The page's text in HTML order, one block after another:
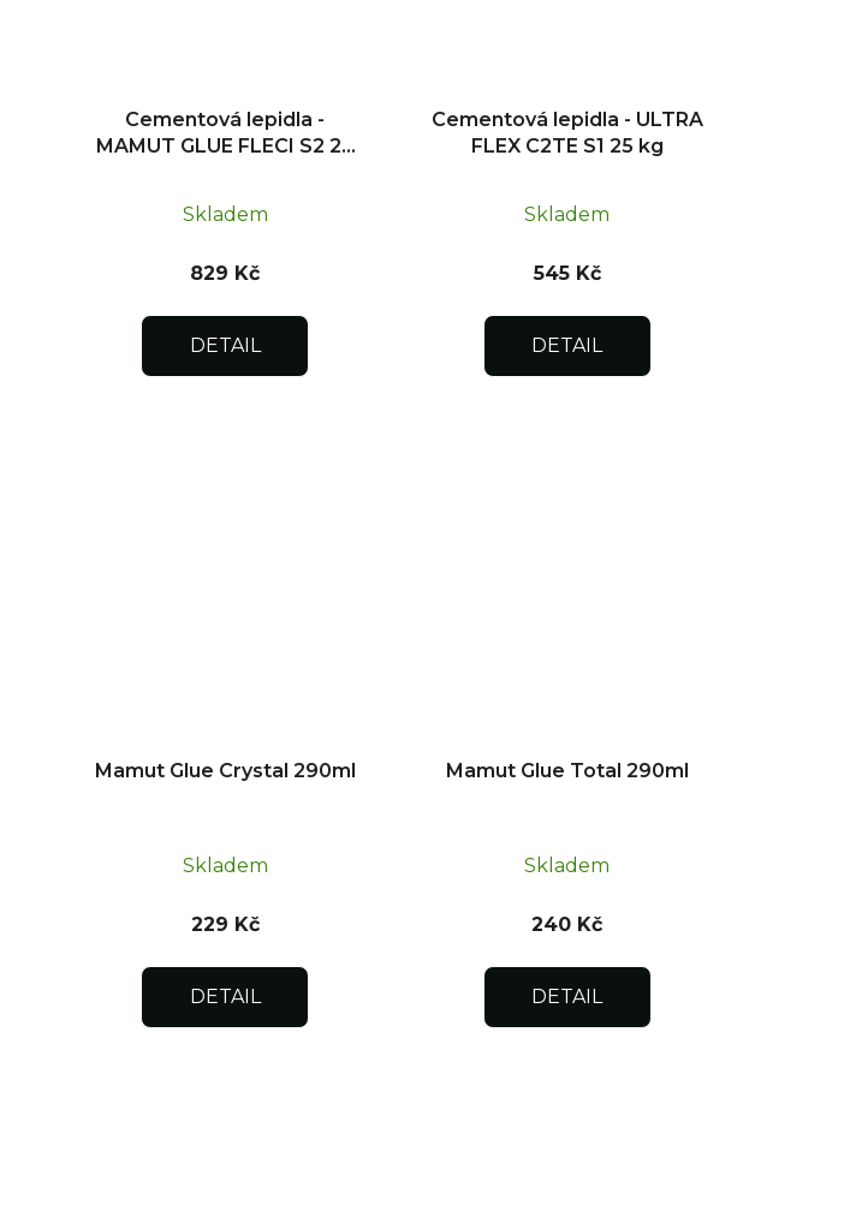
Cementová lepidla -
MAMUT GLUE FLECI S2 20
Skladem
829 Kč
DETAIL
Cementová lepidla - ULTRA
FLEX C2TE S1 25 kg
Skladem
545 Kč
DETAIL
Mamut Glue Crystal 290ml
Skladem
229 Kč
DETAIL
Mamut Glue Total 290ml
Skladem
240 Kč
DETAIL